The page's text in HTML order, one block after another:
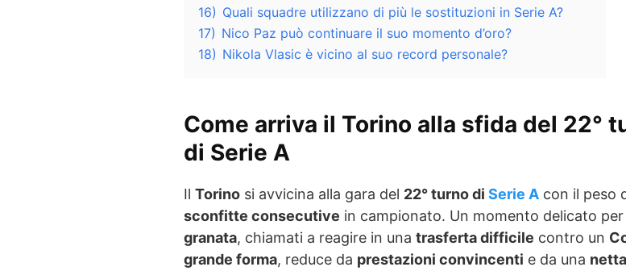
16) Quali squadre utilizzano di più le sostituzioni in Serie A?
17) Nico Paz può continuare il suo momento d’oro?
18) Nikola Vlasic è vicino al suo record personale?
Come arriva il Torino alla sfida del 22°
di Serie A
Il Torino si avvicina alla gara del 22° turno di Serie A con il peso
sconfitte consecutive in campionato. Un momento delicato per
granata, chiamati a reagire in una trasferta difficile contro un
grande forma, reduce da prestazioni convincenti e da una netta